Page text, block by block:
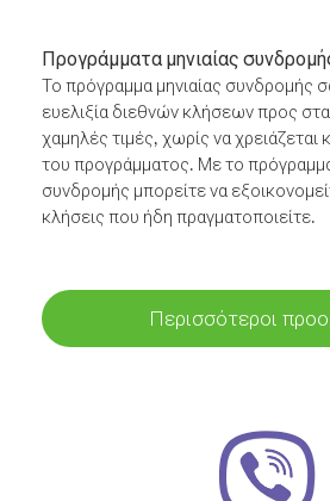
Προγράμματα μηνιαίας
Το πρόγραμμα μηνιαίας συνδρομής
ευελιξία διεθνών κλήσεων προς
χαμηλές τιμές, χωρίς να
του προγράμματος. Με το πρόγραμμα
συνδρομής μπορείτε να
κλήσεις που ήδη πραγματοποιείτε.
Περισσότεροι